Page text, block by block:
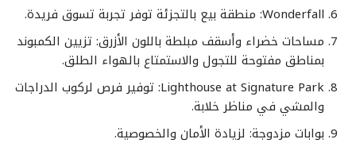
Wonderfall: منطقة بيع بالتجزئة توفر تجربة تسوق فريدة.
مساحات خضراء وأسقف مبلطة باللون الأزرق: تزيين الكمبوند
بمناطق مفتوحة للتجول والاستمتاع بالهواء الطلق.
Lighthouse at Signature Park: توفير فرص لركوب الدراجات
والمشي في مناظر خلابة.
بوابات مزدوجة: لزيادة الأمان والخصوصية.